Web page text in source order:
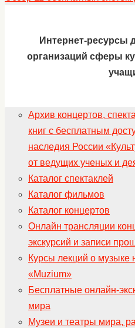
Интернет-ресурсы
организаций сферы
Архив концертов,
книг с бесплатным
наследия России
от ведущих ученых и
Каталог спектаклей
Каталог фильмов
Каталог концертов
Онлайн трансляции
экскурсий и записи
Курсы лекций о музыке
«Muzium»
Бесплатные онлайн-
мира
Музеи и театры мира,